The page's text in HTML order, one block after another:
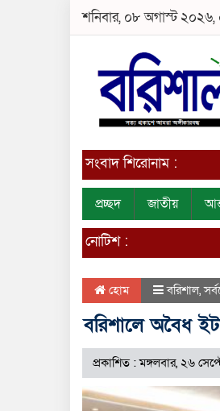
শনিবার, ০৮ অগাস্ট
সংবাদ শিরোনাম :
প্রচ্ছদ জাতীয়
নোটিশ :
হোম বরিশাল,
বরিশালে অবৈধ
প্রকাশিত : মঙ্গলবার, ২৬